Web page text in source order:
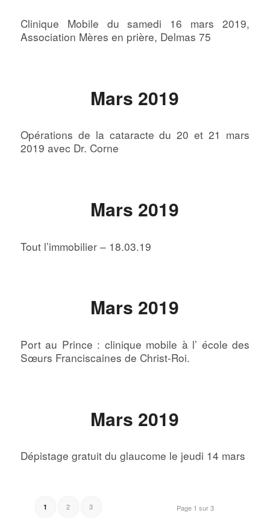
Clinique Mobile du samedi 16 mars 2019,
Association Mères en prière, Delmas 75
Mars 2019
Opérations de la cataracte du 20 et 21 mars
2019 avec Dr. Corne
Mars 2019
Tout l’immobilier – 18.03.19
Mars 2019
Port au Prince : clinique mobile à l’ école des
Sœurs Franciscaines de Christ-Roi.
Mars 2019
Dépistage gratuit du glaucome le jeudi 14 mars
Page 1 sur 3
1 2 3